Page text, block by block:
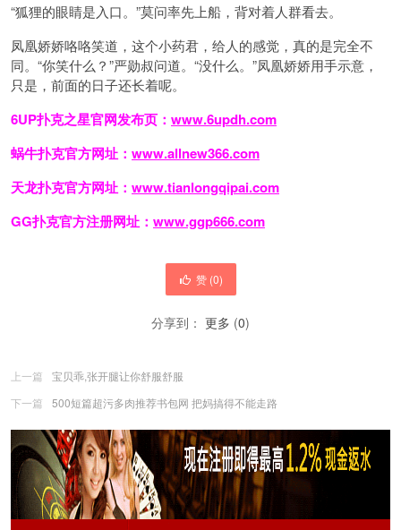
“狐狸的眼睛是入口。”莫问率先上船，背对着人群看去。
凤凰娇娇咯咯笑道，这个小药君，给人的感觉，真的是完全不
同。“你笑什么？”严勋叔问道。“没什么。”凤凰娇娇用手示意，
只是，前面的日子还长着呢。
6UP扑克之星官网发布页： www.6updh.com
蜗牛扑克官方网址： www.allnew366.com
天龙扑克官方网址： www.tianlongqipai.com
GG扑克官方注册网址： www.ggp666.com
赞 (0)
分享到： 更多 (0)
上一篇
宝贝乖,张开腿让你舒服舒服
下一篇
500短篇超污多肉推荐书包网 把妈搞得不能走路